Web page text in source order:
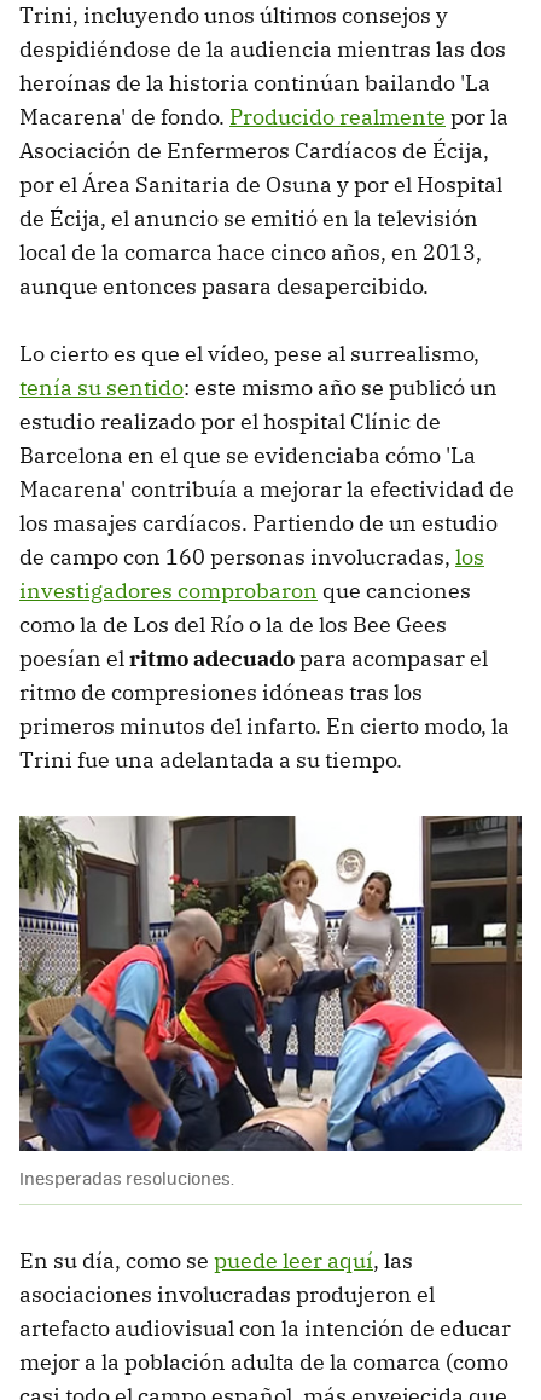
Trini, incluyendo unos últimos consejos y
despidiéndose de la audiencia mientras las dos
heroínas de la historia continúan bailando 'La
Macarena' de fondo. Producido realmente por la
Asociación de Enfermeros Cardíacos de Écija,
por el Área Sanitaria de Osuna y por el Hospital
de Écija, el anuncio se emitió en la televisión
local de la comarca hace cinco años, en 2013,
aunque entonces pasara desapercibido.
Lo cierto es que el vídeo, pese al surrealismo,
tenía su sentido: este mismo año se publicó un
estudio realizado por el hospital Clínic de
Barcelona en el que se evidenciaba cómo 'La
Macarena' contribuía a mejorar la efectividad de
los masajes cardíacos. Partiendo de un estudio
de campo con 160 personas involucradas, los
investigadores comprobaron que canciones
como la de Los del Río o la de los Bee Gees
poesían elritmo adecuadopara acompasar el
ritmo de compresiones idóneas tras los
primeros minutos del infarto. En cierto modo, la
Trini fue una adelantada a su tiempo.
Inesperadas resoluciones.
En su día, como se puede leer aquí, las
asociaciones involucradas produjeron el
artefacto audiovisual con la intención de educar
mejor a la población adulta de la comarca (como